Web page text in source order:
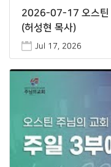
2026-07-17 오스틴
(허성현 목사)
Jul 17, 2026